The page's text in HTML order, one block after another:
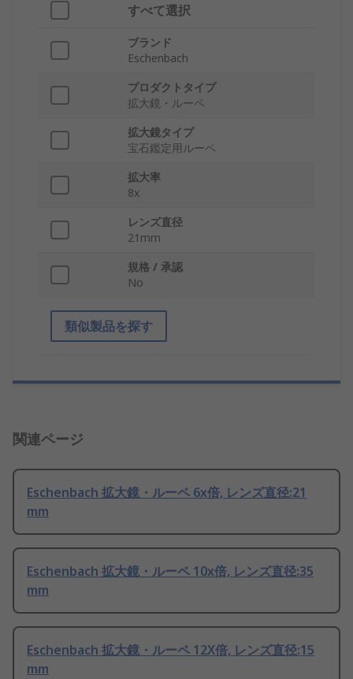
すべて選択
ブランド
Eschenbach
プロダクトタイプ
拡大鏡・ルーペ
拡大鏡タイプ
宝石鑑定用ルーペ
拡大率
8x
レンズ直径
21mm
規格 / 承認
No
類似製品を探す
関連ページ
Eschenbach 拡大鏡・ルーペ 6x倍, レンズ直径:21
mm
Eschenbach 拡大鏡・ルーペ 10x倍, レンズ直径:35
mm
Eschenbach 拡大鏡・ルーペ 12X倍, レンズ直径:15
mm